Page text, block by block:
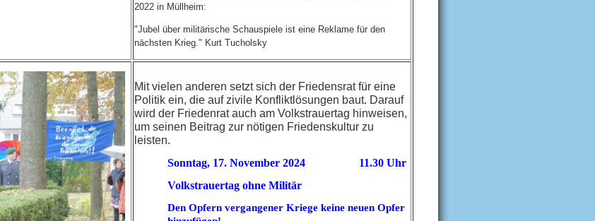
2022 in Müllheim:
"Jubel über militärische Schauspiele ist eine Reklame für den
nächsten Krieg." Kurt Tucholsky
Mit vielen anderen setzt sich der Friedensrat für eine
Politik ein, die auf zivile Konfliktlösungen baut. Darauf
wird der Friedenrat auch am Volkstrauertag hinweisen,
um seinen Beitrag zur nötigen Friedenskultur zu
leisten.
Sonntag, 17. November 2024
11.30 Uhr
VolkstrauertagohneMilitär
Den Opfern vergangener Kriege keine neuen Opfer